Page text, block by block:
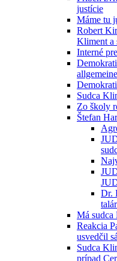
justície
Máme tu
Robert
Kliment a
Interné
Sudca
Zo školy
Štefan
Dr.
Má sudca
Reakcia
usvedčil
Sudca
prípad